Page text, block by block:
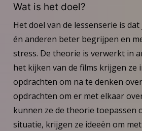
Wat is het doel?
Het doel van de lessenserie is
én anderen beter begrijpen en
stress. De theorie is verwerkt in
het kijken van de films krijgen ze
opdrachten om na te denken
opdrachten om er met elkaar
kunnen ze de theorie toepassen
situatie, krijgen ze ideeën om